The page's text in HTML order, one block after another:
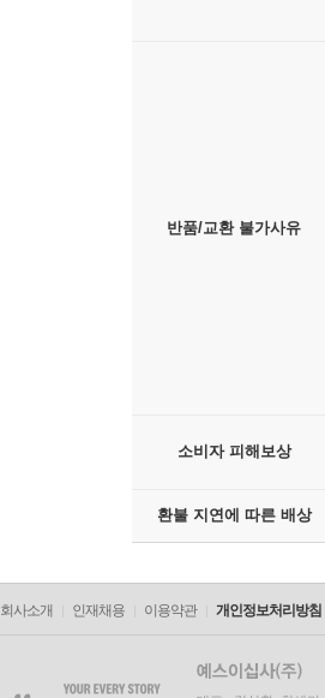
반품/교환 불가사유
소비자 피해보상
환불 지연에 따른 배상
회사소개 인재채용 이용약관 개인정보처리방침